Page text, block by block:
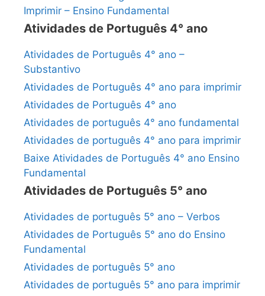
Imprimir – Ensino Fundamental
Atividades de Português 4° ano
Atividades de Português 4° ano –
Substantivo
Atividades de Português 4° ano para imprimir
Atividades de Português 4° ano
Atividades de português 4° ano fundamental
Atividades de português 4° ano para imprimir
Baixe Atividades de Português 4° ano Ensino
Fundamental
Atividades de Português 5° ano
Atividades de português 5° ano – Verbos
Atividades de Português 5° ano do Ensino
Fundamental
Atividades de português 5° ano
Atividades de português 5° ano para imprimir